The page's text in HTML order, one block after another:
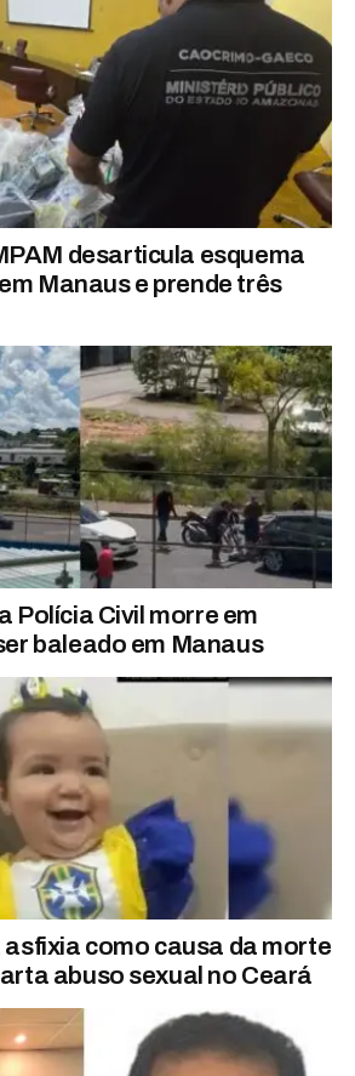
desarticula esquema
Manaus e prende três
Polícia Civil morre em
baleado em Manaus
como causa da morte
abuso sexual no Ceará